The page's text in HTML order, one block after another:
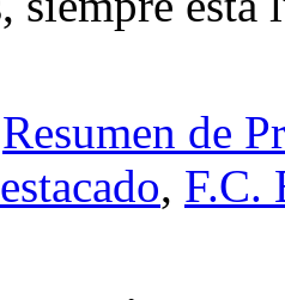
Resumen de
, F.C.